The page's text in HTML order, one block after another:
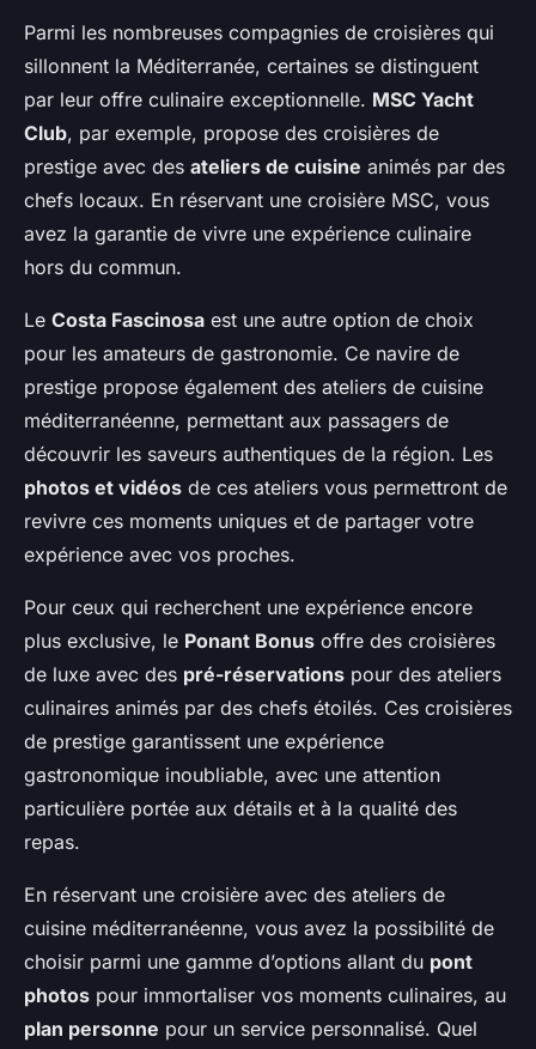
Parmi les nombreuses compagnies de croisières qui
sillonnent la Méditerranée, certaines se distinguent
par leur offre culinaire exceptionnelle. MSC Yacht
Club, par exemple, propose des croisières de
prestige avec des ateliers de cuisine animés par des
chefs locaux. En réservant une croisière MSC, vous
avez la garantie de vivre une expérience culinaire
hors du commun.
Le Costa Fascinosa est une autre option de choix
pour les amateurs de gastronomie. Ce navire de
prestige propose également des ateliers de cuisine
méditerranéenne, permettant aux passagers de
découvrir les saveurs authentiques de la région. Les
photos et vidéos de ces ateliers vous permettront de
revivre ces moments uniques et de partager votre
expérience avec vos proches.
Pour ceux qui recherchent une expérience encore
plus exclusive, le Ponant Bonus offre des croisières
de luxe avec des pré-réservations pour des ateliers
culinaires animés par des chefs étoilés. Ces croisières
de prestige garantissent une expérience
gastronomique inoubliable, avec une attention
particulière portée aux détails et à la qualité des
repas.
En réservant une croisière avec des ateliers de
cuisine méditerranéenne, vous avez la possibilité de
choisir parmi une gamme d’options allant du pont
photos pour immortaliser vos moments culinaires, au
plan personne pour un service personnalisé. Quel